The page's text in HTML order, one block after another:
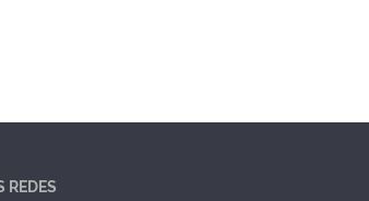
REDES